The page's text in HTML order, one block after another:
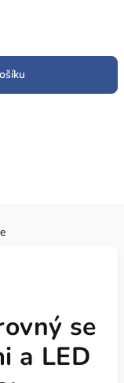
se
a LED